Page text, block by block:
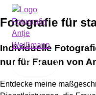
Zum
Inhalt
springen
MAIN
Fotografie für
Individuelle
nur für Frauen von
Entdecke meine